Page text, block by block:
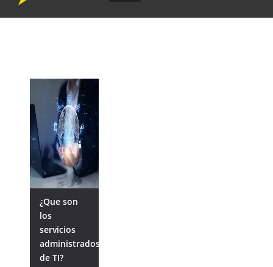
¿Que son
los
servicios
administrados
de TI?